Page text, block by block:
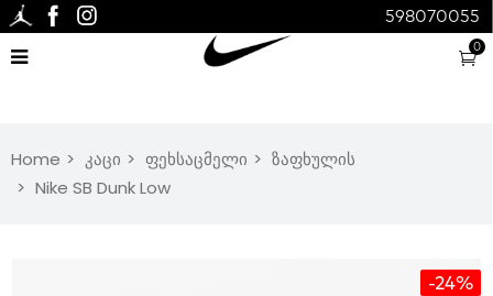
0
598070055
Home კაცი ფეხსაცმელი
ზაფხულის
Nike SB Dunk Low
-24%